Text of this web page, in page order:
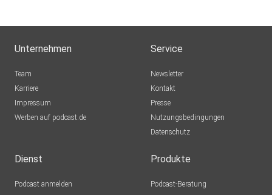
Unternehmen
Team
Karriere
Impressum
Werben auf podcast.de
Service
Newsletter
Kontakt
Presse
Nutzungsbedingungen
Datenschutz
Dienst
Podcast anmelden
Produkte
Podcast-Beratung